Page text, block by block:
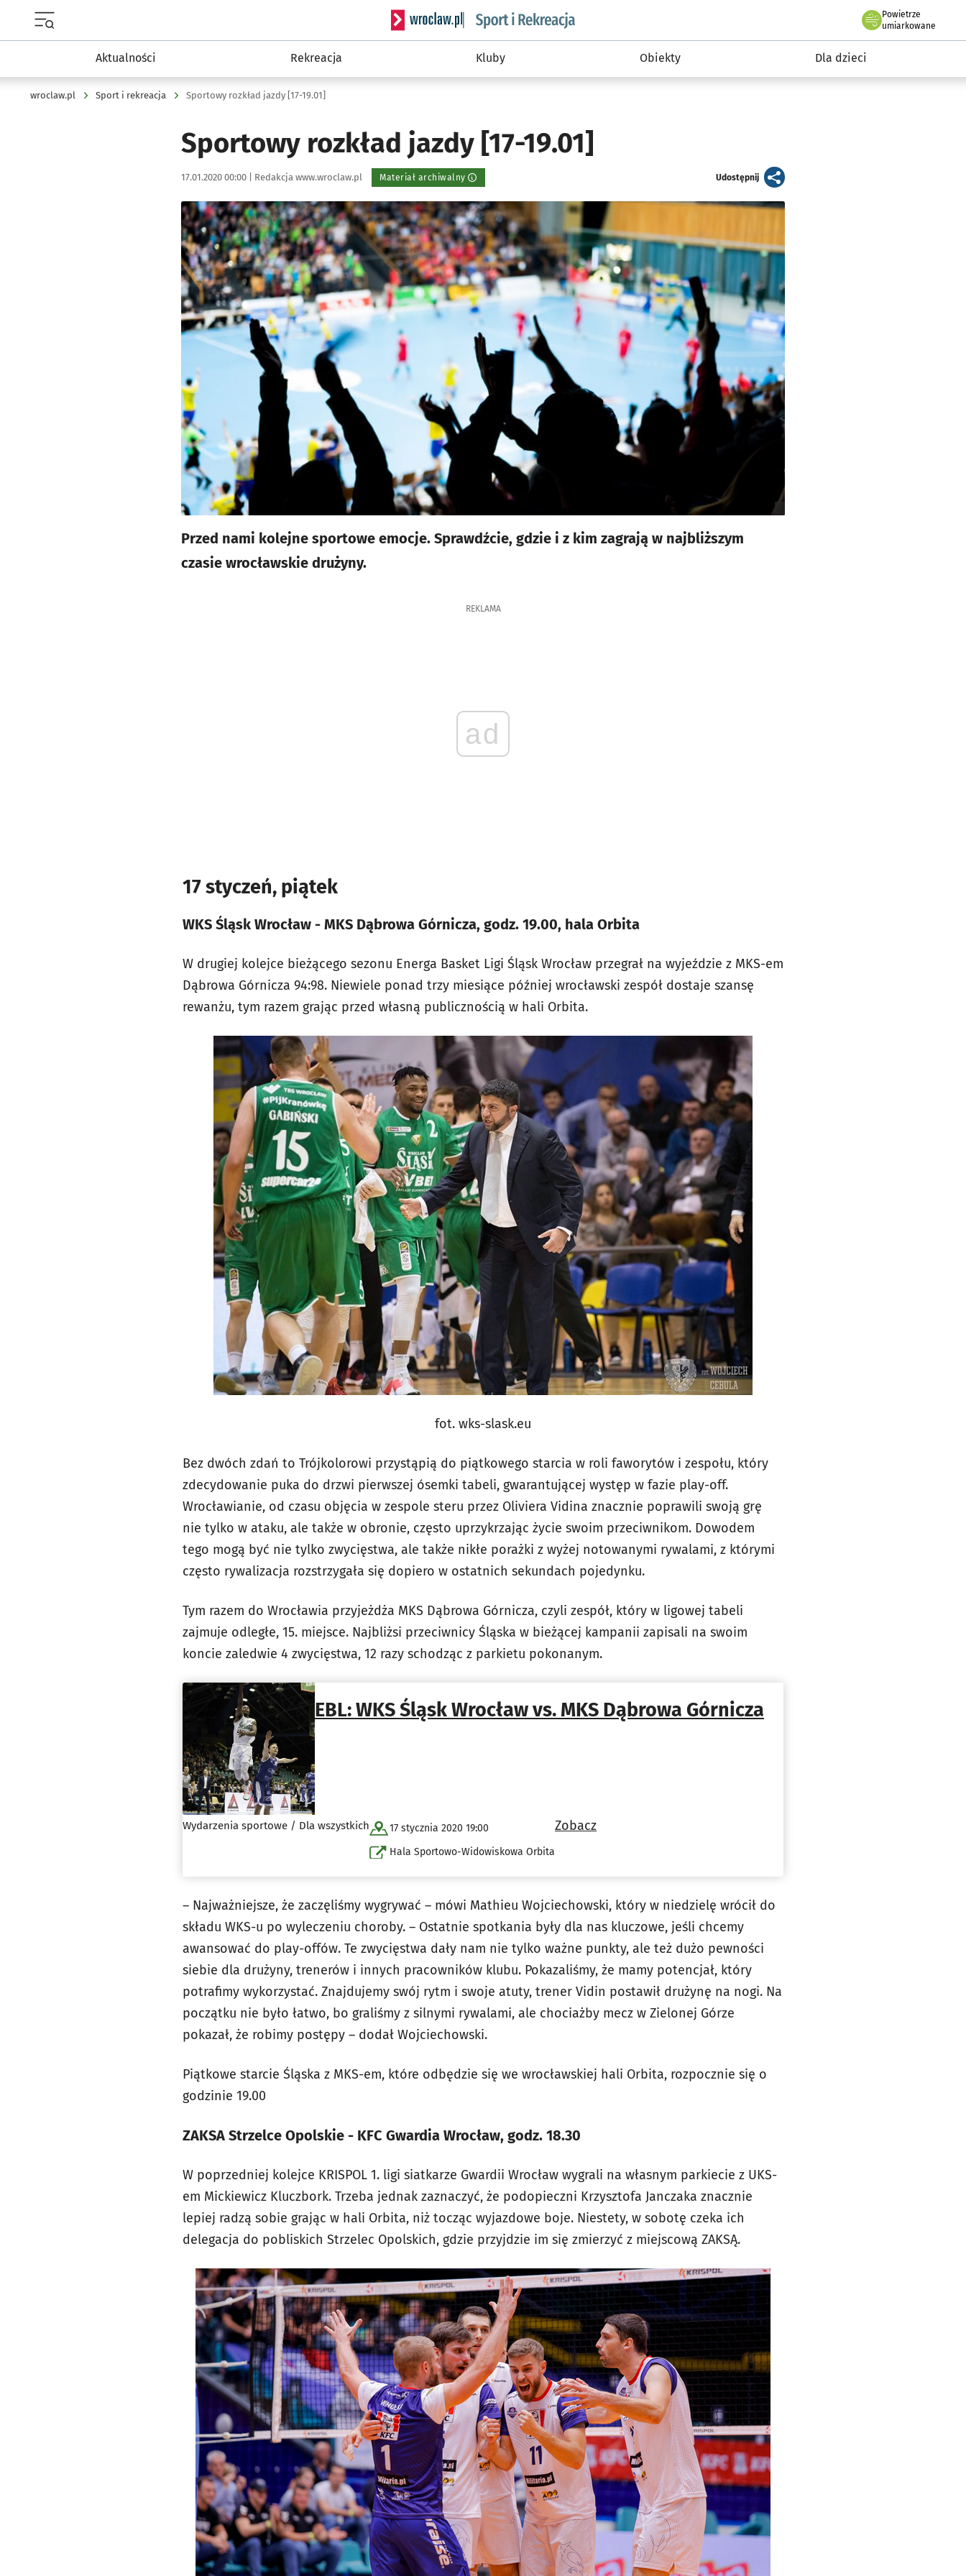
Serwis informacyjny wroclaw.pl podserwis: Sport i rekreacja
Powietrze
we Wrocławiu
umiarkowane
Aktualności Rekreacja Kluby Obiekty Dla dzieci
wroclaw.pl Sport i rekreacja Sportowy rozkład jazdy [17-19.01]
Sportowy rozkład jazdy [17-19.01]
Data publikacji:
17.01.2020 00:00 | Autor:
Redakcja www.wroclaw.pl Materiał archiwalny Udostępnijartykuł
Kliknij, aby powiększyć
Przed nami kolejne sportowe emocje. Sprawdźcie, gdzie i z kim zagrają w najbliższym
czasie wrocławskie drużyny.
REKLAMA
ad
17 styczeń, piątek
WKS Śląsk Wrocław - MKS Dąbrowa Górnicza, godz. 19.00, hala Orbita
W drugiej kolejce bieżącego sezonu Energa Basket Ligi Śląsk Wrocław przegrał na wyjeździe z MKS-em
Dąbrowa Górnicza 94:98. Niewiele ponad trzy miesiące później wrocławski zespół dostaje szansę
rewanżu, tym razem grając przed własną publicznością w hali Orbita.
fot. wks-slask.eu
Bez dwóch zdań to Trójkolorowi przystąpią do piątkowego starcia w roli faworytów i zespołu, który
zdecydowanie puka do drzwi pierwszej ósemki tabeli, gwarantującej występ w fazie play-off.
Wrocławianie, od czasu objęcia w zespole steru przez Oliviera Vidina znacznie poprawili swoją grę
nie tylko w ataku, ale także w obronie, często uprzykrzając życie swoim przeciwnikom. Dowodem
tego mogą być nie tylko zwycięstwa, ale także nikłe porażki z wyżej notowanymi rywalami, z którymi
często rywalizacja rozstrzygała się dopiero w ostatnich sekundach pojedynku.
Tym razem do Wrocławia przyjeżdża MKS Dąbrowa Górnicza, czyli zespół, który w ligowej tabeli
zajmuje odległe, 15. miejsce. Najbliżsi przeciwnicy Śląska w bieżącej kampanii zapisali na swoim
koncie zaledwie 4 zwycięstwa, 12 razy schodząc z parkietu pokonanym.
EBL: WKS Śląsk Wrocław vs. MKS Dąbrowa Górnicza
Wydarzenia sportowe / Dla wszystkich
17 stycznia 2020 19:00
Hala Sportowo-Widowiskowa Orbita
Zobacz
– Najważniejsze, że zaczęliśmy wygrywać – mówi Mathieu Wojciechowski, który w niedzielę wrócił do
składu WKS-u po wyleczeniu choroby. – Ostatnie spotkania były dla nas kluczowe, jeśli chcemy
awansować do play-offów. Te zwycięstwa dały nam nie tylko ważne punkty, ale też dużo pewności
siebie dla drużyny, trenerów i innych pracowników klubu. Pokazaliśmy, że mamy potencjał, który
potrafimy wykorzystać. Znajdujemy swój rytm i swoje atuty, trener Vidin postawił drużynę na nogi. Na
początku nie było łatwo, bo graliśmy z silnymi rywalami, ale chociażby mecz w Zielonej Górze
pokazał, że robimy postępy – dodał Wojciechowski.
Piątkowe starcie Śląska z MKS-em, które odbędzie się we wrocławskiej hali Orbita, rozpocznie się o
godzinie 19.00
ZAKSA Strzelce Opolskie - KFC Gwardia Wrocław, godz. 18.30
W poprzedniej kolejce KRISPOL 1. ligi siatkarze Gwardii Wrocław wygrali na własnym parkiecie z UKS-
em Mickiewicz Kluczbork. Trzeba jednak zaznaczyć, że podopieczni Krzysztofa Janczaka znacznie
lepiej radzą sobie grając w hali Orbita, niż tocząc wyjazdowe boje. Niestety, w sobotę czeka ich
delegacja do pobliskich Strzelec Opolskich, gdzie przyjdzie im się zmierzyć z miejscową ZAKSĄ.